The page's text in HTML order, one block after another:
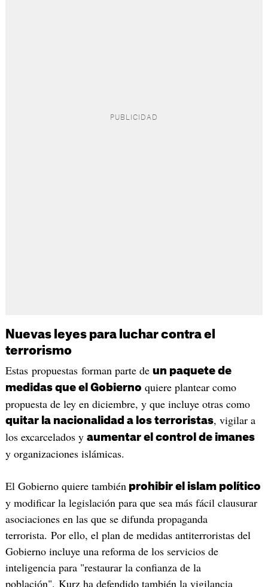
Nuevas leyes para luchar contra el
terrorismo
Estas propuestas forman parte de un paquete de
medidas que el Gobierno quiere plantear como
propuesta de ley en diciembre, y que incluye otras como
quitar la nacionalidad a los terroristas, vigilar a
los excarcelados y aumentar el control de imanes
y organizaciones islámicas.
El Gobierno quiere también prohibir el islam político
y modificar la legislación para que sea más fácil clausurar
asociaciones en las que se difunda propaganda
terrorista. Por ello, el plan de medidas antiterroristas del
Gobierno incluye una reforma de los servicios de
inteligencia para "restaurar la confianza de la
población". Kurz ha defendido también la vigilancia